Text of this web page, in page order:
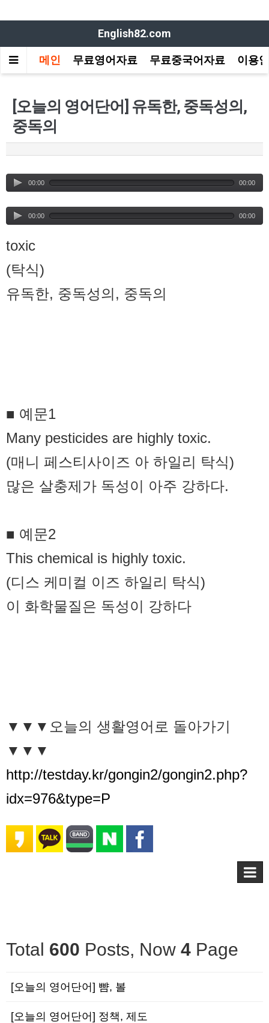
English82.com
메인 무료영어자료 무료중국어자료 이용
[오늘의 영어단어] 유독한, 중독성의,
중독의
00:00 00:00
00:00 00:00
toxic
(탁식)
유독한, 중독성의, 중독의
■ 예문1
Many pesticides are highly toxic.
(매니 페스티사이즈 아 하일리 탁식)
많은 살충제가 독성이 아주 강하다.
■ 예문2
This chemical is highly toxic.
(디스 케미컬 이즈 하일리 탁식)
이 화학물질은 독성이 강하다
▼▼▼오늘의 생활영어로 돌아가기
▼▼▼
http://testday.kr/gongin2/gongin2.php?
idx=976&type=P
Total 600 Posts, Now 4 Page
[오늘의 영어단어] 뺨, 볼
[오늘의 영어단어] 정책, 제도